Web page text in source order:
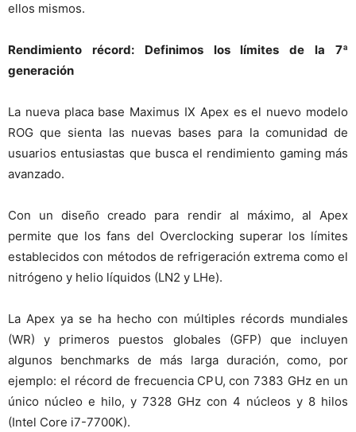
ellos mismos.
Rendimiento récord: Definimos los límites de la 7ª
generación
La nueva placa base Maximus IX Apex es el nuevo modelo
ROG que sienta las nuevas bases para la comunidad de
usuarios entusiastas que busca el rendimiento gaming más
avanzado.
Con un diseño creado para rendir al máximo, al Apex
permite que los fans del Overclocking superar los límites
establecidos con métodos de refrigeración extrema como el
nitrógeno y helio líquidos (LN2 y LHe).
La Apex ya se ha hecho con múltiples récords mundiales
(WR) y primeros puestos globales (GFP) que incluyen
algunos benchmarks de más larga duración, como, por
ejemplo: el récord de frecuencia CPU, con 7383 GHz en un
único núcleo e hilo, y 7328 GHz con 4 núcleos y 8 hilos
(Intel Core i7-7700K).